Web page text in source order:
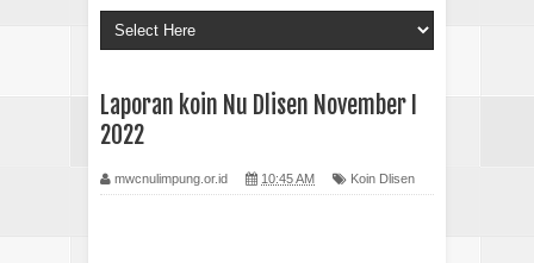
Laporan koin Nu Dlisen November I
2022
mwcnulimpung.or.id 10:45 AM Koin Dlisen